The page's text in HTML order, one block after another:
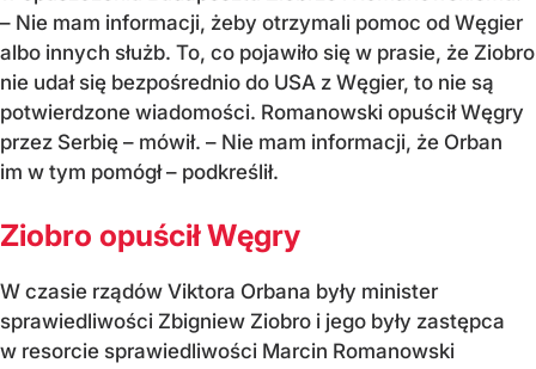
– Nie mam informacji, żeby otrzymali pomoc od Węgier
albo innych służb. To, co pojawiło się w prasie, że Ziobro
nie udał się bezpośrednio do USA z Węgier, to nie są
potwierdzone wiadomości. Romanowski opuścił Węgry
przez Serbię – mówił. – Nie mam informacji, że Orban
im w tym pomógł – podkreślił.
Ziobro opuścił Węgry
W czasie rządów Viktora Orbana były minister
sprawiedliwości Zbigniew Ziobro i jego były zastępca
w resorcie sprawiedliwości Marcin Romanowski